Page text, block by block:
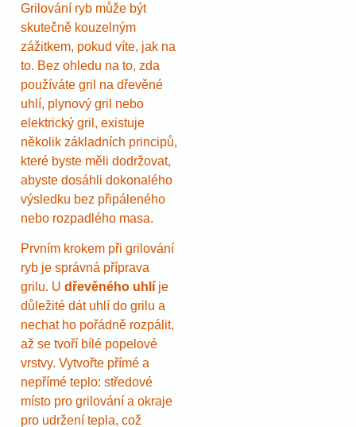
Grilování ryb může být
skutečně kouzelným
zážitkem, pokud víte, jak na
to. Bez ohledu na to, zda
používáte gril na dřevěné
uhlí, plynový gril nebo
elektrický gril, existuje
několik základních principů,
které byste měli dodržovat,
abyste dosáhli dokonalého
výsledku bez připáleného
nebo rozpadlého masa.
Prvním krokem při grilování
ryb je správná příprava
grilu. U dřevěného uhlí je
důležité dát uhlí do grilu a
nechat ho pořádně rozpálit,
až se tvoří bílé popelové
vrstvy. Vytvořte přímé a
nepřímé teplo: středové
místo pro grilování a okraje
pro udržení tepla, což